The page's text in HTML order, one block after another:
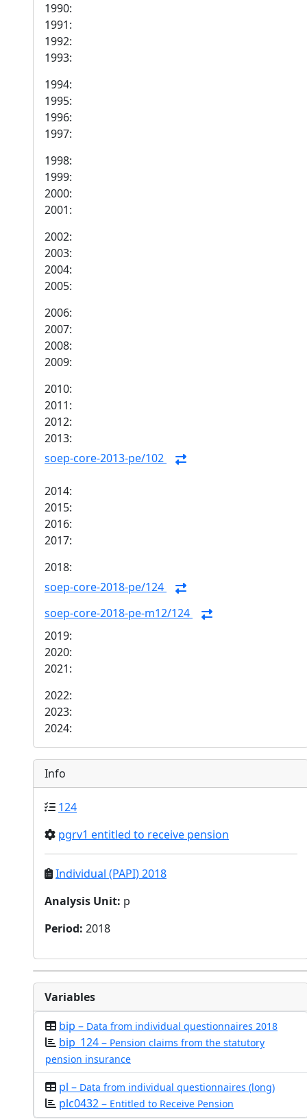
1990:
1991:
1992:
1993:
1994:
1995:
1996:
1997:
1998:
1999:
2000:
2001:
2002:
2003:
2004:
2005:
2006:
2007:
2008:
2009:
2010:
2011:
2012:
2013:
soep-core-2013-pe/102
2014:
2015:
2016:
2017:
2018:
soep-core-2018-pe/124
soep-core-2018-pe-m12/124
2019:
2020:
2021:
2022:
2023:
2024:
Info
124
pgrv1 entitled to receive pension
Individual (PAPI) 2018
Analysis Unit: p
Period: 2018
Variables
bip – Data from individual questionnaires 2018
bip_124 – Pension claims from the statutory
pension insurance
pl – Data from individual questionnaires (long)
plc0432 – Entitled to Receive Pension